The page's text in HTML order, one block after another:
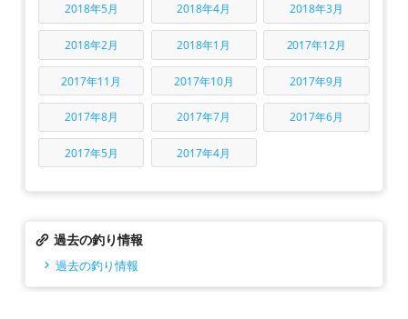
2018年5月 2018年4月 2018年3月
2018年2月 2018年1月 2017年12月
2017年11月 2017年10月 2017年9月
2017年8月 2017年7月 2017年6月
2017年5月 2017年4月
過去の釣り情報
過去の釣り情報